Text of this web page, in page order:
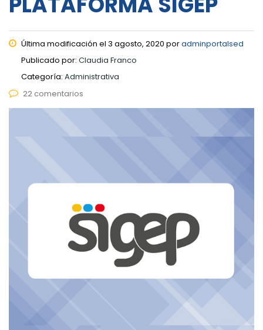
Última modificación el 3 agosto, 2020 poradminportalsed
Publicado por: Claudia Franco
Categoría: Administrativa
22 comentarios